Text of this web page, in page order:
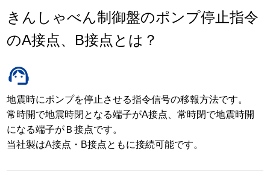
きんしゃべん制御盤のポンプ停止指令
のA接点、B接点とは？
support_agent
地震時にポンプを停止させる指令信号の移報方法です。
常時開で地震時閉となる端子がA接点、常時閉で地震時開
になる端子がＢ接点です。
当社製はA接点・B接点ともに接続可能です。